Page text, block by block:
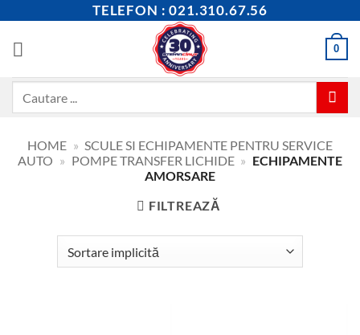
content
TELEFON : 021.310.67.56
0
HOME » SCULE SI ECHIPAMENTE PENTRU SERVICE
AUTO » POMPE TRANSFER LICHIDE » ECHIPAMENTE
AMORSARE
FILTREAZĂ